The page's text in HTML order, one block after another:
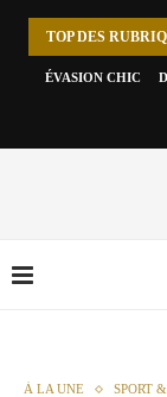
TOP DES
ÉVASION CHIC
À LA UNE SPORT